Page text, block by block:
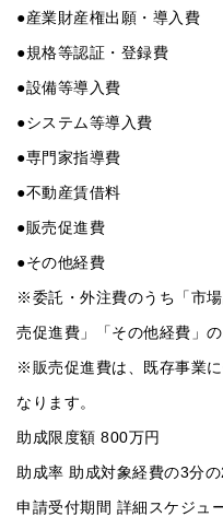
●産業財産権出願・導入費
●規格等認証・登録費
●設備等導入費
●システム等導入費
●専門家指導費
●不動産賃借料
●販売促進費
●その他経費
※委託・外注費のうち「市
売促進費」「その他経費」
※販売促進費は、既存事業
なります。
助成限度額 800万円
助成率 助成対象経費の3分
申請受付期間 詳細スケジュ